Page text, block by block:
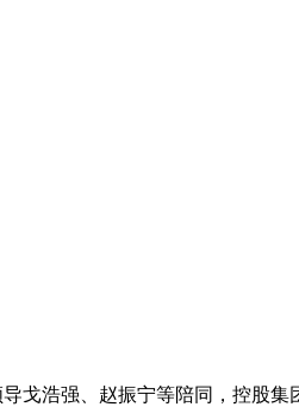
戈浩强、赵振宁等陪同，控股集